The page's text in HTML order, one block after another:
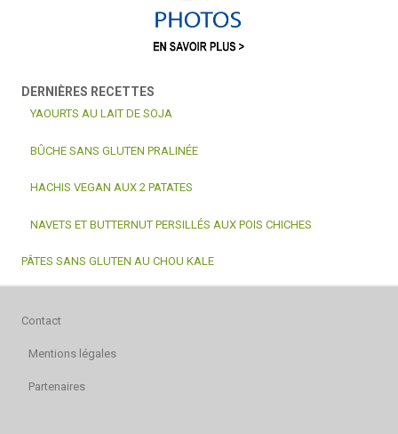
DERNIÈRES RECETTES
YAOURTS AU LAIT DE SOJA
BÛCHE SANS GLUTEN PRALINÉE
HACHIS VEGAN AUX 2 PATATES
NAVETS ET BUTTERNUT PERSILLÉS AUX POIS CHICHES
PÂTES SANS GLUTEN AU CHOU KALE
Contact
Mentions légales
Partenaires